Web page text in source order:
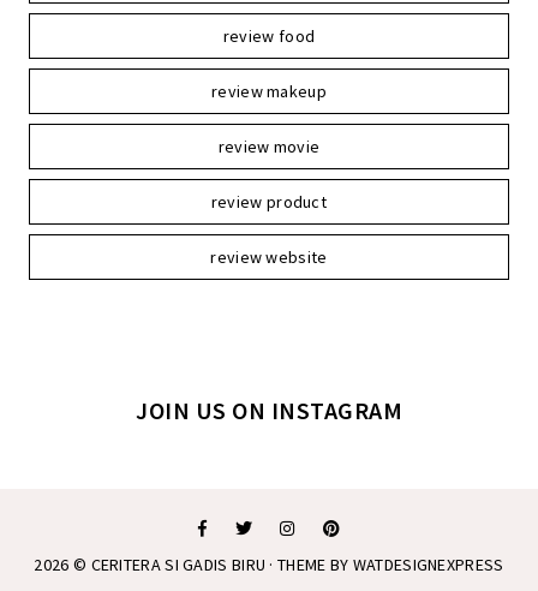
review food
review makeup
review movie
review product
review website
JOIN US ON INSTAGRAM
2026 © CERITERA SI GADIS BIRU · THEME BY WATDESIGNEXPRESS